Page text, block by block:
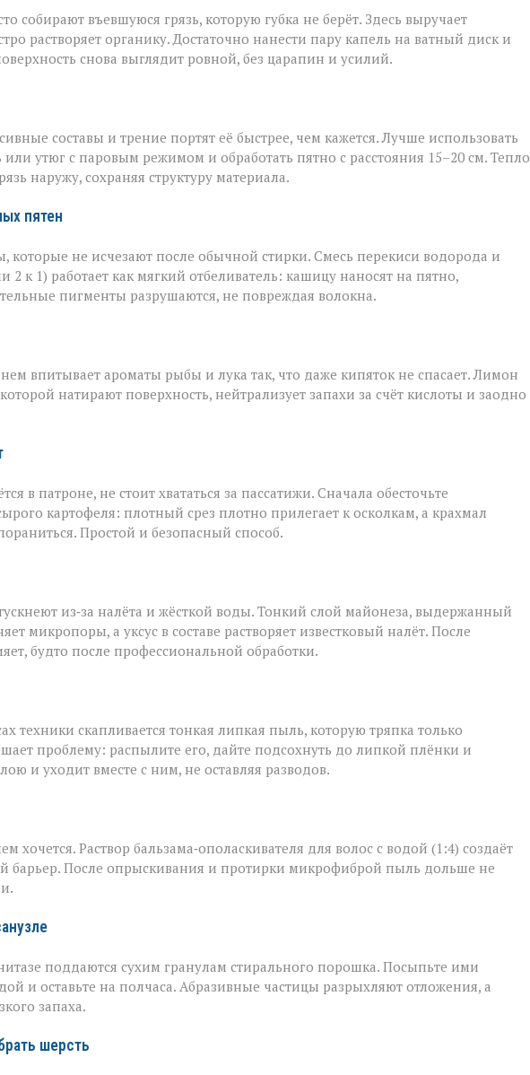
въевшуюся грязь, которую губка не берёт. Здесь выручает
растворяет органику. Достаточно нанести пару капель на ватный диск и
снова выглядит ровной, без царапин и усилий.
составы и трение портят её быстрее, чем кажется. Лучше использовать
утюг с паровым режимом и обработать пятно с расстояния 15–20 см. Тепло
наружу, сохраняя структуру материала.
пятен
которые не исчезают после обычной стирки. Смесь перекиси водорода и
к 1) работает как мягкий отбеливатель: кашицу наносят на пятно,
пигменты разрушаются, не повреждая волокна.
впитывает ароматы рыбы и лука так, что даже кипяток не спасает. Лимон
натирают поверхность, нейтрализует запахи за счёт кислоты и заодно
в патроне, не стоит хвататься за пассатижи. Сначала обесточьте
картофеля: плотный срез плотно прилегает к осколкам, а крахмал
Простой и безопасный способ.
из‑за налёта и жёсткой воды. Тонкий слой майонеза, выдержанный
микропоры, а уксус в составе растворяет известковый налёт. После
будто после профессиональной обработки.
техники скапливается тонкая липкая пыль, которую тряпка только
проблему: распылите его, дайте подсохнуть до липкой плёнки и
и уходит вместе с ним, не оставляя разводов.
хочется. Раствор бальзама‑ополаскивателя для волос с водой (1:4) создаёт
барьер. После опрыскивания и протирки микрофиброй пыль дольше не
поддаются сухим гранулам стирального порошка. Посыпьте ими
и оставьте на полчаса. Абразивные частицы разрыхляют отложения, а
запаха.
шерсть